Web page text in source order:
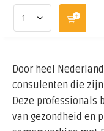
Bloedonderzoek
mogelijke
tekorten aan
Deze onderzoeken
algehele
opstellen van een
Hoe werkt het?
Door heel
consulenten die
Deze professionals
van gezondheid en